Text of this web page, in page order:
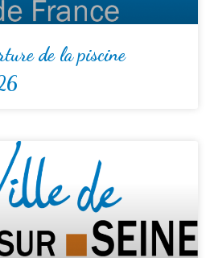
de la piscine